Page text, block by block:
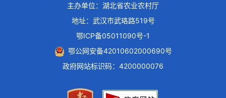
主办单位：湖北省农业农村厅
地址：武汉市武珞路519号
鄂ICP备05011090号-1
鄂公网安备42010602000690号
政府网站标识码：4200000076